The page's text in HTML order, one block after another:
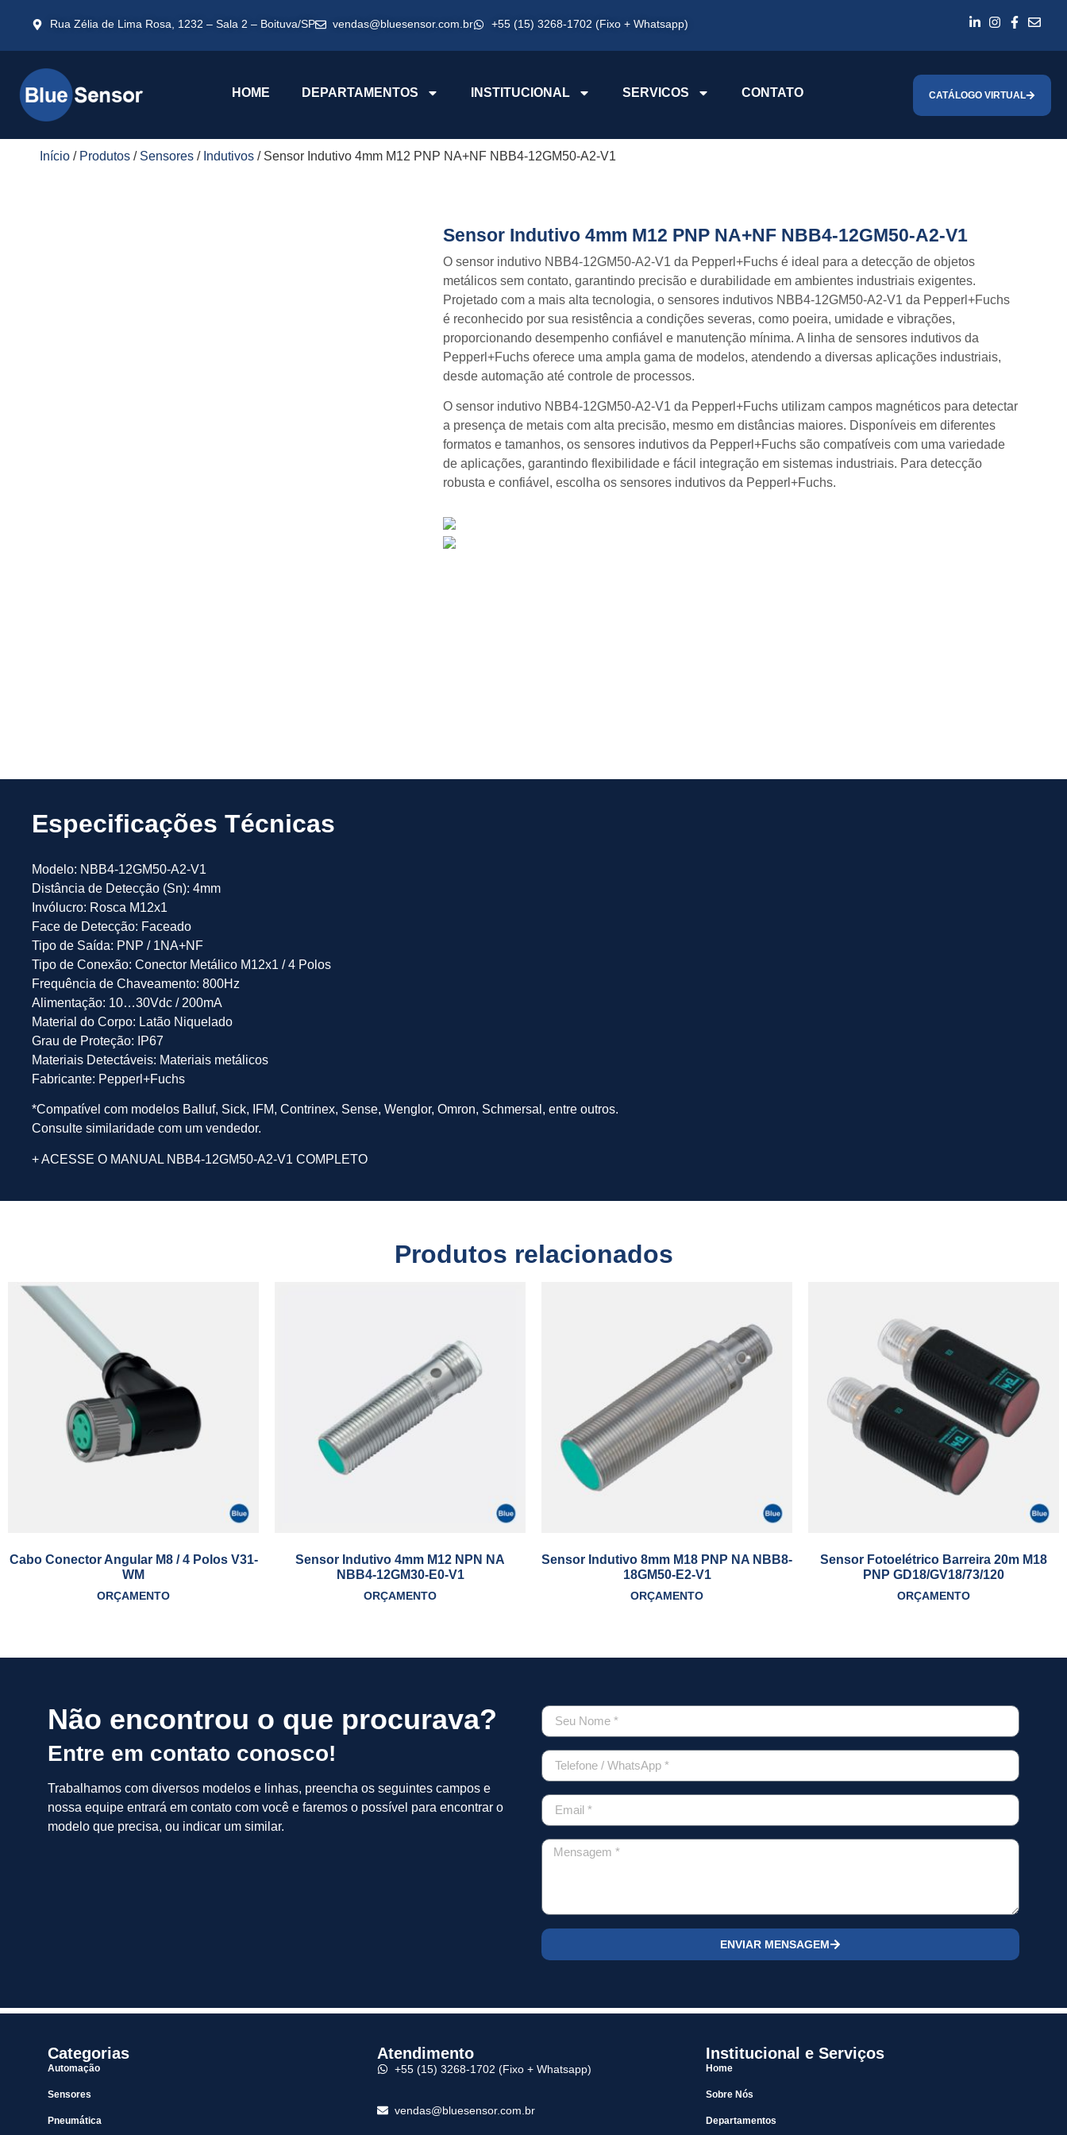
Rua Zélia de Lima Rosa, 1232 – Sala 2 – Boituva/SP vendas@bluesensor.com.br +55 (15) 3268-1702 (Fixo + Whatsapp)
HOME DEPARTAMENTOS INSTITUCIONAL SERVICOS CONTATO CATÁLOGO VIRTUAL
Início / Produtos / Sensores / Indutivos / Sensor Indutivo 4mm M12 PNP NA+NF NBB4-12GM50-A2-V1
Sensor Indutivo 4mm M12 PNP NA+NF NBB4-12GM50-A2-V1
O sensor indutivo NBB4-12GM50-A2-V1 da Pepperl+Fuchs é ideal para a detecção de objetos
metálicos sem contato, garantindo precisão e durabilidade em ambientes industriais exigentes.
Projetado com a mais alta tecnologia, o sensores indutivos NBB4-12GM50-A2-V1 da Pepperl+Fuchs
é reconhecido por sua resistência a condições severas, como poeira, umidade e vibrações,
proporcionando desempenho confiável e manutenção mínima. A linha de sensores indutivos da
Pepperl+Fuchs oferece uma ampla gama de modelos, atendendo a diversas aplicações industriais,
desde automação até controle de processos.
O sensor indutivo NBB4-12GM50-A2-V1 da Pepperl+Fuchs utilizam campos magnéticos para detectar
a presença de metais com alta precisão, mesmo em distâncias maiores. Disponíveis em diferentes
formatos e tamanhos, os sensores indutivos da Pepperl+Fuchs são compatíveis com uma variedade
de aplicações, garantindo flexibilidade e fácil integração em sistemas industriais. Para detecção
robusta e confiável, escolha os sensores indutivos da Pepperl+Fuchs.
Especificações Técnicas
Modelo: NBB4-12GM50-A2-V1
Distância de Detecção (Sn): 4mm
Invólucro: Rosca M12x1
Face de Detecção: Faceado
Tipo de Saída: PNP / 1NA+NF
Tipo de Conexão: Conector Metálico M12x1 / 4 Polos
Frequência de Chaveamento: 800Hz
Alimentação: 10…30Vdc / 200mA
Material do Corpo: Latão Niquelado
Grau de Proteção: IP67
Materiais Detectáveis: Materiais metálicos
Fabricante: Pepperl+Fuchs
*Compatível com modelos Balluf, Sick, IFM, Contrinex, Sense, Wenglor, Omron, Schmersal, entre outros.
Consulte similaridade com um vendedor.
+ ACESSE O MANUAL NBB4-12GM50-A2-V1 COMPLETO
Produtos relacionados
Cabo Conector Angular M8 / 4 Polos V31-
WM
ORÇAMENTO
Sensor Indutivo 4mm M12 NPN NA
NBB4-12GM30-E0-V1
ORÇAMENTO
Sensor Indutivo 8mm M18 PNP NA NBB8-
18GM50-E2-V1
ORÇAMENTO
Sensor Fotoelétrico Barreira 20m M18
PNP GD18/GV18/73/120
ORÇAMENTO
Não encontrou o que procurava?
Entre em contato conosco!
Trabalhamos com diversos modelos e linhas, preencha os seguintes campos e
nossa equipe entrará em contato com você e faremos o possível para encontrar o
modelo que precisa, ou indicar um similar.
ENVIAR MENSAGEM
Categorias
Automação
Sensores
Pneumática
Atendimento
+55 (15) 3268-1702 (Fixo + Whatsapp)
vendas@bluesensor.com.br
Institucional e Serviços
Home
Sobre Nós
Departamentos